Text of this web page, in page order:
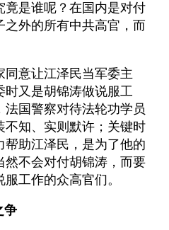
竟是谁呢？在国内是对付
外的所有中共高官，而
意让江泽民当军委主
时又是胡锦涛做说服工
国警察对待法轮功学员
不知、实则默许；关键时
助江泽民，是为了他的
然不会对付胡锦涛，而要
工作的众高官们。
争